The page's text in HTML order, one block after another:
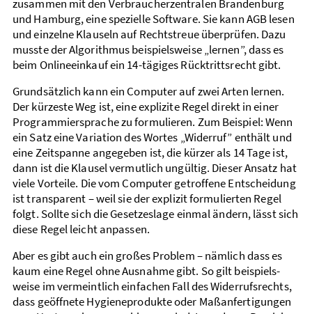
zusammen mit den Verbraucher­zentralen Brandenburg
und Hamburg, eine spezielle Software. Sie kann AGB lesen
und einzelne Klauseln auf Rechts­treue über­prüfen. Dazu
musste der Algorithmus beispiels­weise „lernen”, dass es
beim Online­einkauf ein 14-tägiges Rück­tritts­recht gibt.
Grundsätzlich kann ein Computer auf zwei Arten lernen.
Der kürzeste Weg ist, eine explizite Regel direkt in einer
Programmier­sprache zu formulieren. Zum Beispiel: Wenn
ein Satz eine Variation des Wortes „Widerruf” enthält und
eine Zeit­spanne angegeben ist, die kürzer als 14 Tage ist,
dann ist die Klausel vermutlich ungültig. Dieser Ansatz hat
viele Vorteile. Die vom Computer getroffene Entscheidung
ist transparent – weil sie der explizit formulierten Regel
folgt. Sollte sich die Gesetzes­lage einmal ändern, lässt sich
diese Regel leicht anpassen.
Aber es gibt auch ein großes Problem – nämlich dass es
kaum eine Regel ohne Ausnahme gibt. So gilt beispiels­
weise im vermeintlich einfachen Fall des Wider­rufs­rechts,
dass geöffnete Hygiene­produkte oder Maß­anfertigungen